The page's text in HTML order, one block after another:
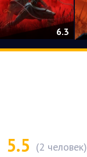
6.3
5.5 (2 человек)